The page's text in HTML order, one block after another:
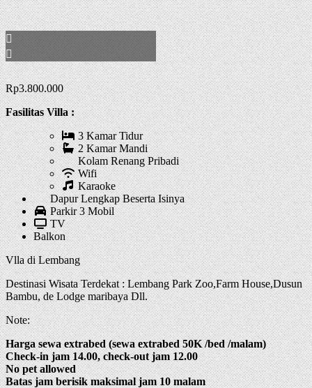
Rp3.800.000
Fasilitas Villa :
3 Kamar Tidur
2 Kamar Mandi
Kolam Renang Pribadi
Wifi
Karaoke
Dapur Lengkap Beserta Isinya
Parkir 3 Mobil
TV
Balkon
Vlla di Lembang
Destinasi Wisata Terdekat : Lembang Park Zoo,Farm House,Dusun
Bambu, de Lodge maribaya Dll.
Note:
Harga sewa extrabed (sewa extrabed 50K /bed /malam)
Check-in jam 14.00, check-out jam 12.00
No pet allowed
Batas jam berisik maksimal jam 10 malam